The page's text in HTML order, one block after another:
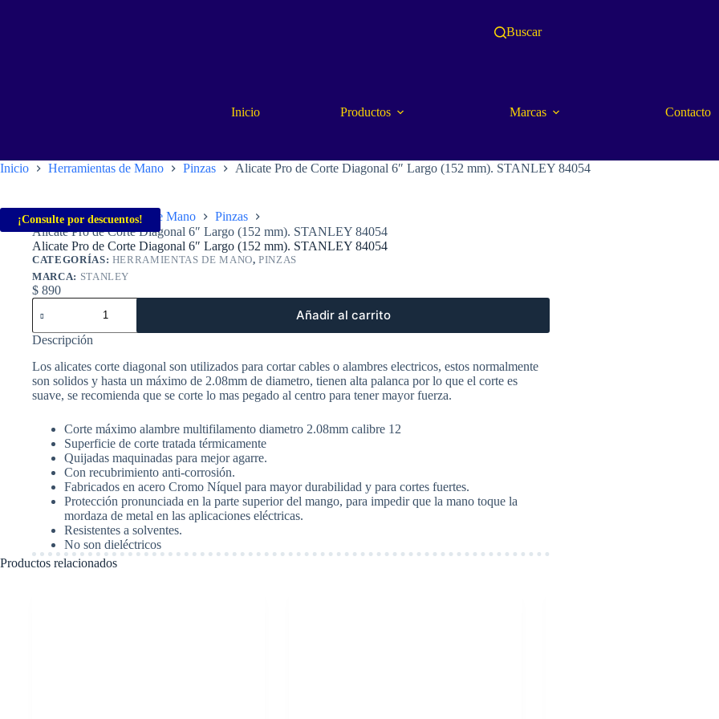
Buscar
Inicio Productos Marcas Contacto
Inicio Herramientas de Mano Pinzas Alicate Pro de Corte Diagonal 6″ Largo (152 mm). STANLEY 84054
¡Consulte por descuentos!
Inicio Herramientas de Mano
Pinzas
Alicate Pro de Corte Diagonal 6″ Largo (152 mm). STANLEY 84054
Alicate Pro de Corte Diagonal 6″ Largo (152 mm). STANLEY 84054
CATEGORÍAS: HERRAMIENTAS DE MANO,PINZAS
MARCA: STANLEY
$ 890
Alicate
Pro
de
Corte
6"
Largo
(152
STANLEY
84054
cantidad
Añadir al carrito
Descripción
Los alicates corte diagonal son utilizados para cortar cables o alambres electricos, estos normalmente
son solidos y hasta un máximo de 2.08mm de diametro, tienen alta palanca por lo que el corte es
suave, se recomienda que se corte lo mas pegado al centro para tener mayor fuerza.
Corte máximo alambre multifilamento diametro 2.08mm calibre 12
Superficie de corte tratada térmicamente
Quijadas maquinadas para mejor agarre.
Con recubrimiento anti-corrosión.
Fabricados en acero Cromo Níquel para mayor durabilidad y para cortes fuertes.
Protección pronunciada en la parte superior del mango, para impedir que la mano toque la
mordaza de metal en las aplicaciones eléctricas.
Resistentes a solventes.
No son dieléctricos
Productos relacionados